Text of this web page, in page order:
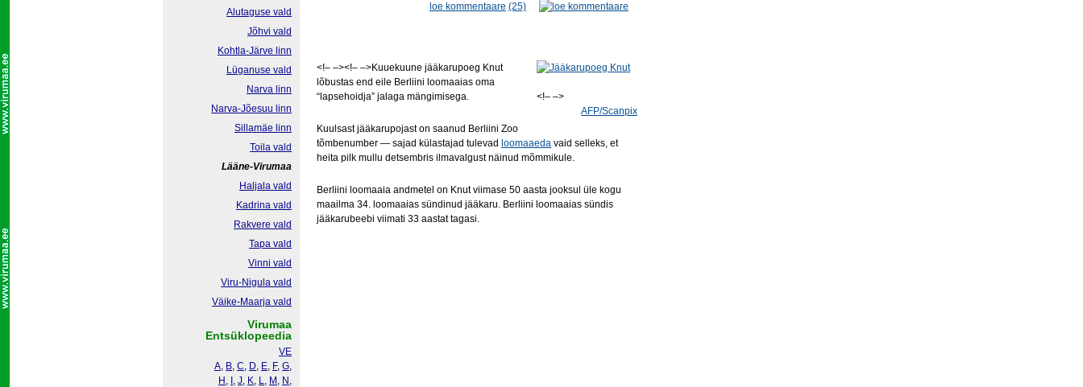
loe kommentaare (25)
<!– –>
AFP/Scanpix
<!– –><!– –>Kuuekuune jääkarupoeg Knut
lõbustas end eile Berliini loomaaias oma
“lapsehoidja” jalaga mängimisega.
Kuulsast jääkarupojast on saanud Berliini Zoo
tõmbenumber — sajad külastajad tulevad loomaaeda vaid selleks, et
heita pilk mullu detsembris ilmavalgust näinud mõmmikule.
Berliini loomaaia andmetel on Knut viimase 50 aasta jooksul üle kogu
maailma 34. loomaaias sündinud jääkaru. Berliini loomaaias sündis
jääkarubeebi viimati 33 aastat tagasi.
Alutaguse vald
Jõhvi vald
Kohtla-Järve linn
Lüganuse vald
Narva linn
Narva-Jõesuu linn
Sillamäe linn
Toila vald
Lääne-Virumaa
Haljala vald
Kadrina vald
Rakvere vald
Tapa vald
Vinni vald
Viru-Nigula vald
Väike-Maarja vald
Virumaa
Entsüklopeedia
VE
A, B, C, D, E, F, G,
H , , J, K, L, M , N ,